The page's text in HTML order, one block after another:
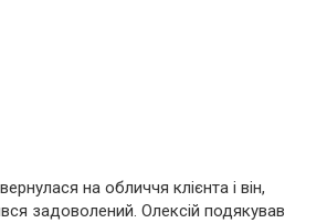
на обличчя клієнта і він,
задоволений. Олексій подякував